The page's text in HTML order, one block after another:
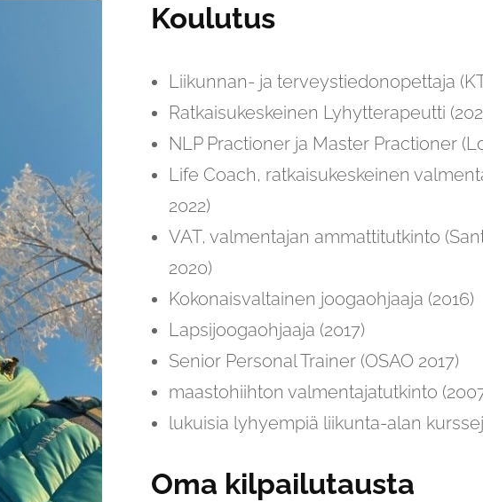
Koulutus
Liikunnan- ja terveystiedonopettaja
Ratkaisukeskeinen Lyhytterapeutti
NLP Practioner ja Master Practioner
Life Coach, ratkaisukeskeinen
2022)
VAT, valmentajan ammattitutkinto
2020)
Kokonaisvaltainen joogaohjaaja (2016)
Lapsijoogaohjaaja (2017)
Senior Personal Trainer (OSAO 2017)
maastohiihton valmentajatutkinto
lukuisia lyhyempiä liikunta-alan
Oma kilpailutausta